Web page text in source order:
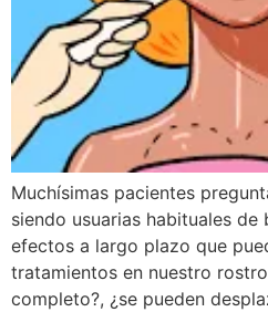
Muchísimas pacientes
siendo usuarias habituales
efectos a largo plazo que
tratamientos en nuestro
completo?, ¿se pueden